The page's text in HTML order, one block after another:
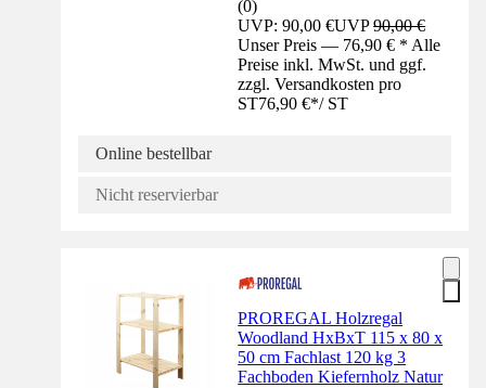
(0)
UVP: 90,00 €UVP90,00 €
Unser Preis — 76,90 € * Alle
Preise inkl. MwSt. und ggf.
zzgl. Versandkosten pro
ST76,90 €*/ ST
Online bestellbar
Nicht reservierbar
PROREGAL Holzregal
Woodland HxBxT 115 x 80 x
50 cm Fachlast 120 kg 3
Fachboden Kiefernholz Natur